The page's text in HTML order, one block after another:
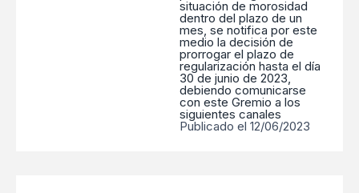
situación de morosidad
dentro del plazo de un
mes, se notifica por este
medio la decisión de
prorrogar el plazo de
regularización hasta el día
30 de junio de 2023,
debiendo comunicarse
con este Gremio a los
siguientes canales
Publicado el 12/06/2023